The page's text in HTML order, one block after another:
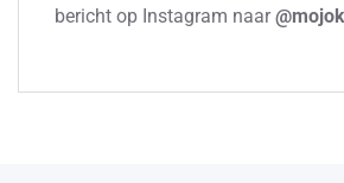
bericht op Instagram naar